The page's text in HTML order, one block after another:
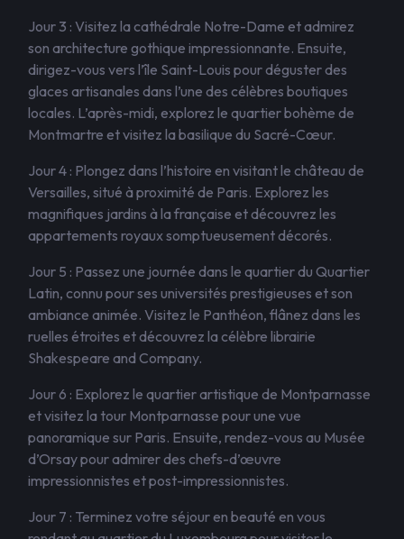
Jour 3 : Visitez la cathédrale Notre-Dame et admirez
son architecture gothique impressionnante. Ensuite,
dirigez-vous vers l’île Saint-Louis pour déguster des
glaces artisanales dans l’une des célèbres boutiques
locales. L’après-midi, explorez le quartier bohème de
Montmartre et visitez la basilique du Sacré-Cœur.
Jour 4 : Plongez dans l’histoire en visitant le château de
Versailles, situé à proximité de Paris. Explorez les
magnifiques jardins à la française et découvrez les
appartements royaux somptueusement décorés.
Jour 5 : Passez une journée dans le quartier du Quartier
Latin, connu pour ses universités prestigieuses et son
ambiance animée. Visitez le Panthéon, flânez dans les
ruelles étroites et découvrez la célèbre librairie
Shakespeare and Company.
Jour 6 : Explorez le quartier artistique de Montparnasse
et visitez la tour Montparnasse pour une vue
panoramique sur Paris. Ensuite, rendez-vous au Musée
d’Orsay pour admirer des chefs-d’œuvre
impressionnistes et post-impressionnistes.
Jour 7 : Terminez votre séjour en beauté en vous